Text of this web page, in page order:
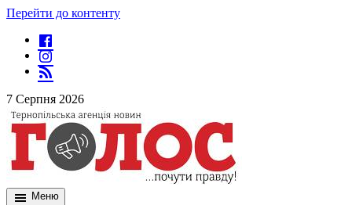
Перейти до контенту
7 Серпня 2026
Меню